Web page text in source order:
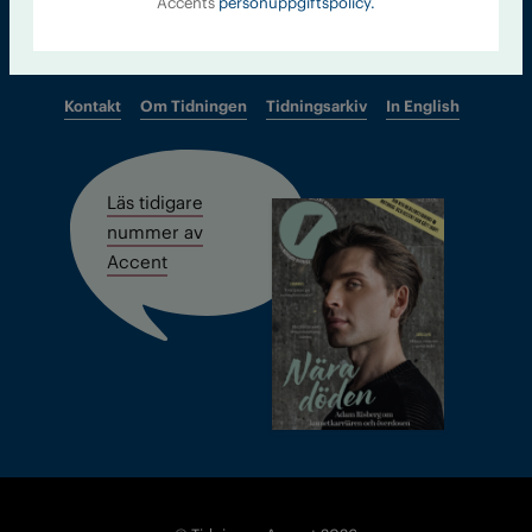
Kontakt Om Tidningen Tidningsarkiv In English
Läs tidigare
nummer av
Accent